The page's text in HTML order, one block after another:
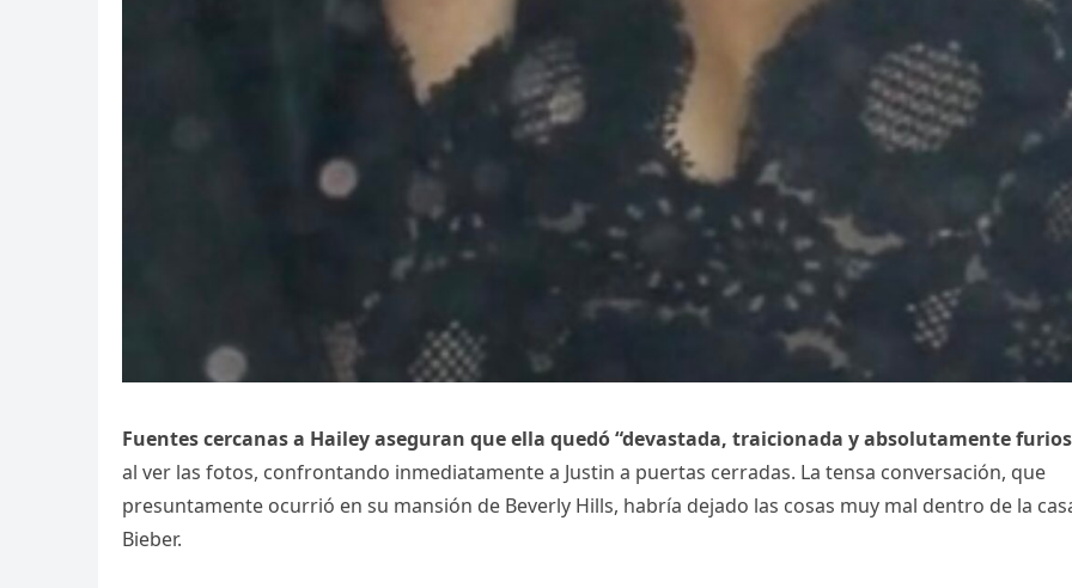
Fuentes cercanas a Hailey aseguran que ella quedó “devastada, traicionada y absolutamente
al ver las fotos, confrontando inmediatamente a Justin a puertas cerradas. La tensa conversación, que
presuntamente ocurrió en su mansión de Beverly Hills, habría dejado las cosas muy mal dentro de la
Bieber.